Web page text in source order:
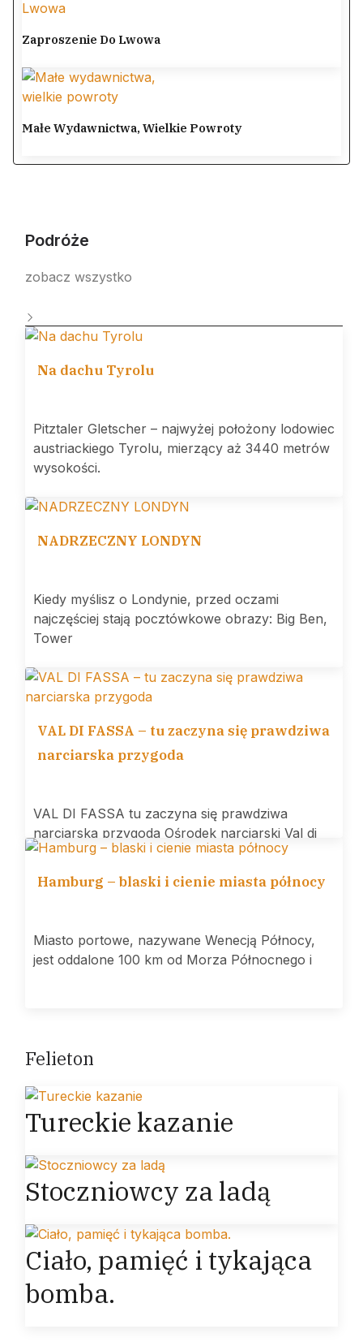
Zaproszenie Do Lwowa
Małe Wydawnictwa, Wielkie Powroty
Podróże
zobacz wszystko
Na dachu Tyrolu
Pitztaler Gletscher – najwyżej położony lodowiec
austriackiego Tyrolu, mierzący aż 3440 metrów
wysokości.
NADRZECZNY LONDYN
Kiedy myślisz o Londynie, przed oczami
najczęściej stają pocztówkowe obrazy: Big Ben,
Tower
VAL DI FASSA – tu zaczyna się prawdziwa
narciarska przygoda
VAL DI FASSA tu zaczyna się prawdziwa
narciarska przygoda Ośrodek narciarski Val di
Hamburg – blaski i cienie miasta północy
Miasto portowe, nazywane Wenecją Północy,
jest oddalone 100 km od Morza Północnego i
Felieton
Tureckie kazanie
Stoczniowcy za ladą
Ciało, pamięć i tykająca
bomba.